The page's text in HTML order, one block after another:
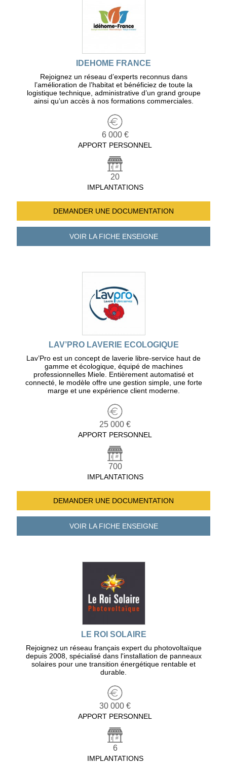
IDEHOME FRANCE
Rejoignez un réseau d’experts reconnus dans
l’amélioration de l’habitat et bénéficiez de toute la
logistique technique, administrative d’un grand groupe
ainsi qu’un accès à nos formations commerciales.
6 000 €
APPORT PERSONNEL
20
IMPLANTATIONS
DEMANDER UNE DOCUMENTATION
VOIR LA FICHEENSEIGNE
LAV’PRO LAVERIE ECOLOGIQUE
Lav’Pro est un concept de laverie libre-service haut de
gamme et écologique, équipé de machines
professionnelles Miele. Entièrement automatisé et
connecté, le modèle offre une gestion simple, une forte
marge et une expérience client moderne.
25 000 €
APPORT PERSONNEL
700
IMPLANTATIONS
DEMANDER UNE DOCUMENTATION
VOIR LA FICHEENSEIGNE
LE ROI SOLAIRE
Rejoignez un réseau français expert du photovoltaïque
depuis 2008, spécialisé dans l'installation de panneaux
solaires pour une transition énergétique rentable et
durable.
30 000 €
APPORT PERSONNEL
6
IMPLANTATIONS